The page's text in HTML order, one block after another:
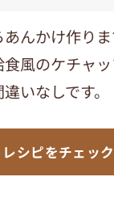
んかけ作り
風のケチャ
いなしです。
レシピをチェック